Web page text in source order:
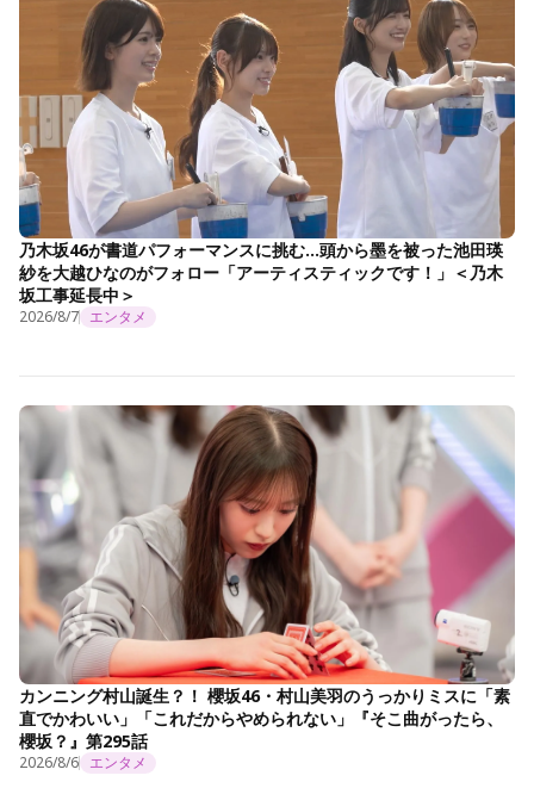
乃木坂46が書道パフォーマンスに挑む…頭から墨を被った池田瑛
紗を大越ひなのがフォロー「アーティスティックです！」＜乃木
坂工事延長中＞
2026/8/7 エンタメ
カンニング村山誕生？！ 櫻坂46・村山美羽のうっかりミスに「素
直でかわいい」「これだからやめられない」『そこ曲がったら、
櫻坂？』第295話
2026/8/6 エンタメ